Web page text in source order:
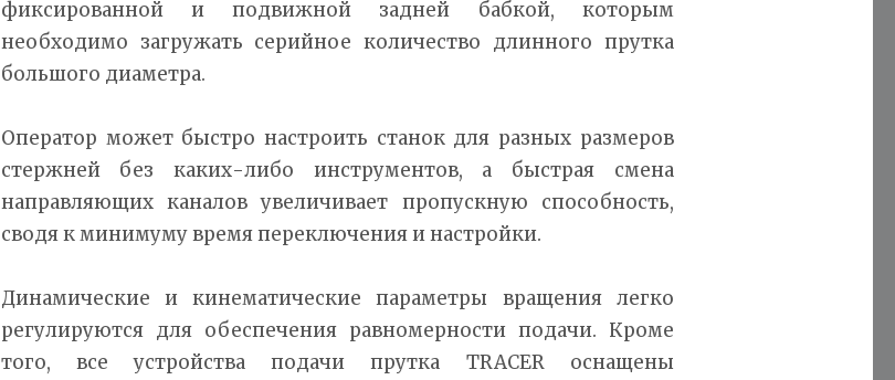
фиксированной и подвижной задней бабкой, которым
необходимо загружать серийное количество длинного прутка
большого диаметра.
Оператор может быстро настроить станок для разных размеров
стержней без каких-либо инструментов, а быстрая смена
направляющих каналов увеличивает пропускную способность,
сводя к минимуму время переключения и настройки.
Динамические и кинематические параметры вращения легко
регулируются для обеспечения равномерности подачи. Кроме
того, все устройства подачи прутка TRACER оснащены